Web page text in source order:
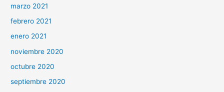
marzo 2021
febrero 2021
enero 2021
noviembre 2020
octubre 2020
septiembre 2020